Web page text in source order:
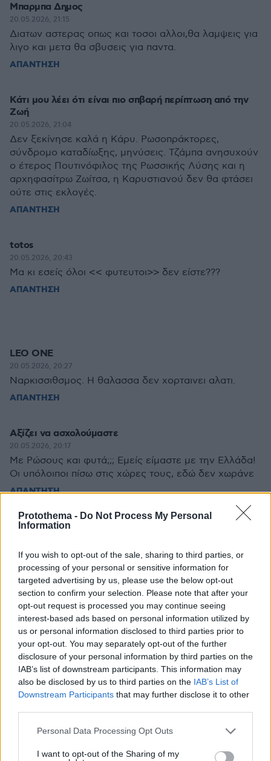
Protothema - Do Not Process My Personal
Information
If you wish to opt-out of the sale, sharing to third parties, or
processing of your personal or sensitive information for
targeted advertising by us, please use the below opt-out
section to confirm your selection. Please note that after your
opt-out request is processed you may continue seeing
interest-based ads based on personal information utilized by
us or personal information disclosed to third parties prior to
your opt-out. You may separately opt-out of the further
disclosure of your personal information by third parties on the
IAB’s list of downstream participants. This information may
also be disclosed by us to third parties on the IAB’s List of
Downstream Participants that may further disclose it to other
Please note that this website/app uses one or more Google
not limited to your visit or usage behaviour. You may click to
Personal Data Processing Opt Outs
I want to opt-out of the Sharing of my
Μπαρμπα Δημος
20.05.2026, 21:15
Διατων αστερας οπως και τοσοι αλλοι,θα λαμψεις για
λιγο και μετα θα σβυσεις για παντα.
ΑΠΑΝΤΗΣΗ
Κάτι μου λέει ότι είναι πιο σπβαρή περίπτωση από την
Ζωή
20.05.2026, 21:04
Δεν ξεκίνησε καλά η Κάρυ. Ρωσοπράκτορες,
σύνδρομο καταδίωξης, μηνύσεις. Τζάμπα ανησυχούν
ο έτερος Πουτινόφιλος της Ρωσσικής Λύσης και η
αρχηφασίτρω Ζωίτσα, η Καρυστιανού δεν θα φτάσει
ούτε στις εκλογές.
ΑΠΑΝΤΗΣΗ
totos
20.05.2026, 20:43
Μα κι εσείς όλοι << φυτευτοι>> δεν είστε???
ΑΠΑΝΤΗΣΗ
LEO ONE
20.05.2026, 20:27
Ναρκισσιθσμος. Η θαλασσα δεν χορταινει αλατι.
ΑΠΑΝΤΗΣΗ
Αξίζει να ασχολούμαστε
20.05.2026, 20:17
Με Ρώσους και φυτά;;; Εμείς είμαστε με την Ελλάδα!
Οι υπόλοιποι πίσω στις χώρες τους, εδώ δεν χωράνε
ΑΠΑΝΤΗΣΗ
Δημοσθενης
Είναι απορίας άξιο αν θα αναφερθεί ( μάλλον όχι),
στα γεννητουρια του νέου κόμματος ότι η κυρία αιτία
της γέννησης του, ήταν η αχαρακτηριστη και
βλακωδης ενέργεια ενός δημόσιου υπαλλήλου...
ΑΠΑΝΤΗΣΗ
Σθενη
20.05.2026, 21:06
Μου, κάθε πράξη έχει τις βαθύτερες αιτίες της. Σε
παρακαλώ ωρίμασε, και μην μένεις σε μια
επιφανειακή ανάγνωση των πραγμάτων για
περίπλοκα.